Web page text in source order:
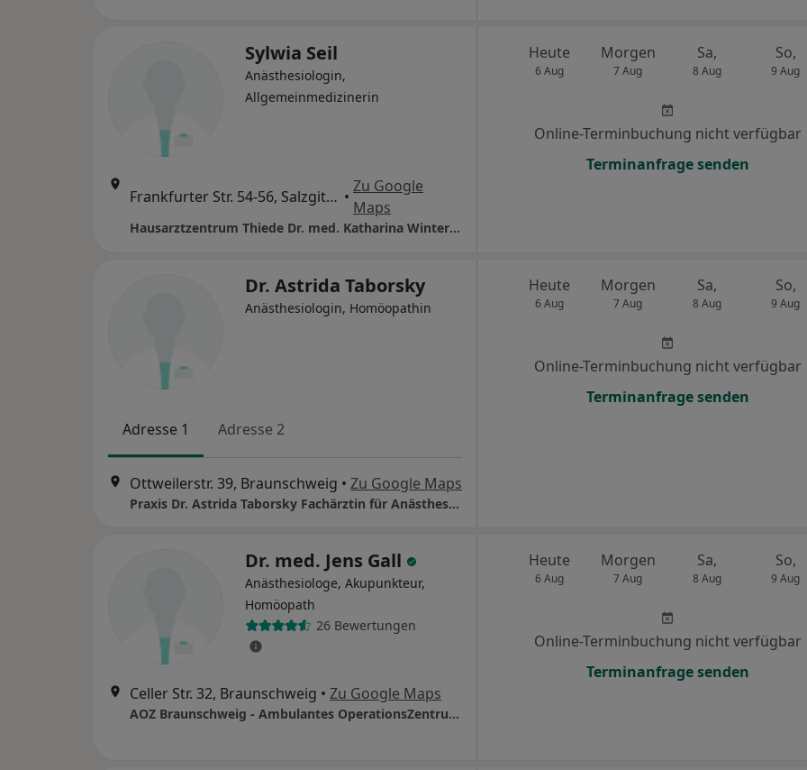
Sylwia Seil
Anästhesiologin,
Allgemeinmedizinerin
Frankfurter Str. 54-56, Salzgitter •
Zu Google
Maps
Hausarztzentrum Thiede Dr. med. Katharina Winter Sylwia Seil und Julius Dymke
Heute
6 Aug
Morgen
7 Aug
Sa,
8 Aug
So,
9 Aug
Online-Terminbuchung nicht verfügbar
Terminanfrage senden
Dr. Astrida Taborsky
Anästhesiologin, Homöopathin
Adresse 1 Adresse 2
Ottweilerstr. 39, Braunschweig • Zu Google Maps
Praxis Dr. Astrida Taborsky Fachärztin für Anästhesiologie
Heute
6 Aug
Morgen
7 Aug
Sa,
8 Aug
So,
9 Aug
Online-Terminbuchung nicht verfügbar
Terminanfrage senden
Dr. med. Jens Gall
Anästhesiologe, Akupunkteur,
Homöopath
26 Bewertungen
Celler Str. 32, Braunschweig • Zu Google Maps
AOZ Braunschweig - Ambulantes OperationsZentrum Dr.med. Jens Gall Dr.med. Nils-Christian Bauwe
Heute
6 Aug
Morgen
7 Aug
Sa,
8 Aug
So,
9 Aug
Online-Terminbuchung nicht verfügbar
Terminanfrage senden